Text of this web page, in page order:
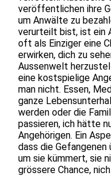
veröffentlichen ihre
um Anwälte zu
verurteilt bist, ist ein
oft als Einziger eine
erwirken, dich zu
Aussenwelt
eine kostspielige
man nicht. Essen,
ganze
werden oder die
passieren, ich hätte
Angehörigen. Ein
dass die Gefangenen
um sie kümmert, sie
grössere Chance,